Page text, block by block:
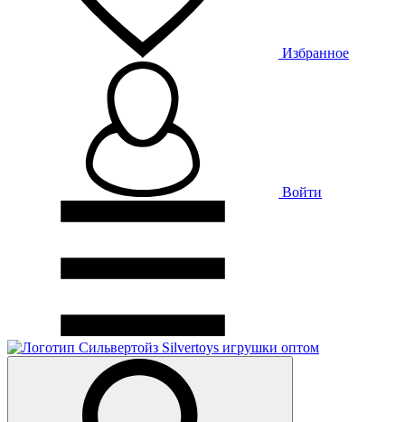
Избранное
Войти